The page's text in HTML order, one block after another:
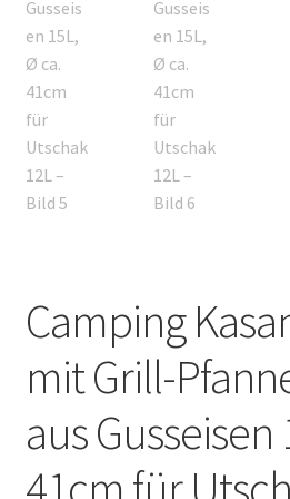
Camping
mit Grill-
aus Gusseisen